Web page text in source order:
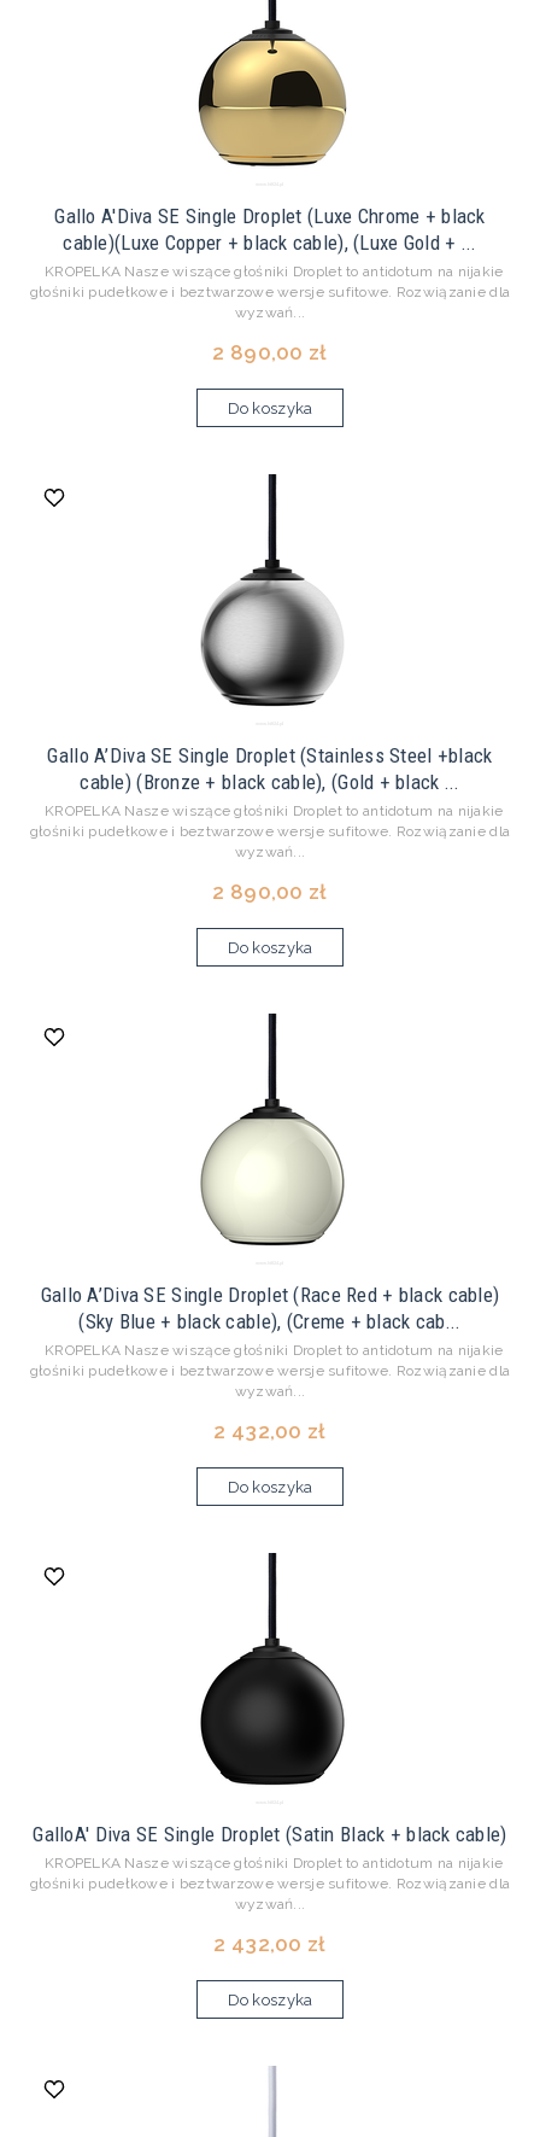
Gallo A'Diva SE Single Droplet (Luxe Chrome + black
cable)(Luxe Copper + black cable), (Luxe Gold + ...
KROPELKA Nasze wiszące głośniki Droplet to antidotum na nijakie
głośniki pudełkowe i beztwarzowe wersje sufitowe. Rozwiązanie dla
wyzwań...
2 890,00 zł
Do koszyka
Gallo A’Diva SE Single Droplet (Stainless Steel +black
cable) (Bronze + black cable), (Gold + black ...
KROPELKA Nasze wiszące głośniki Droplet to antidotum na nijakie
głośniki pudełkowe i beztwarzowe wersje sufitowe. Rozwiązanie dla
wyzwań...
2 890,00 zł
Do koszyka
Gallo A’Diva SE Single Droplet (Race Red + black cable)
(Sky Blue + black cable), (Creme + black cab...
KROPELKA Nasze wiszące głośniki Droplet to antidotum na nijakie
głośniki pudełkowe i beztwarzowe wersje sufitowe. Rozwiązanie dla
wyzwań...
2 432,00 zł
Do koszyka
GalloA' Diva SE Single Droplet (Satin Black + black cable)
KROPELKA Nasze wiszące głośniki Droplet to antidotum na nijakie
głośniki pudełkowe i beztwarzowe wersje sufitowe. Rozwiązanie dla
wyzwań...
2 432,00 zł
Do koszyka